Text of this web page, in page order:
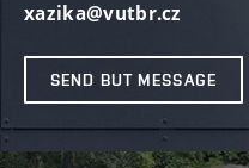
xazika@vutbr.cz
SEND BUT MESSAGE